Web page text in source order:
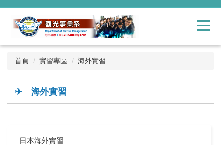
跳
內
首頁 實習專區 海外實習
✈ 海外實習
日本海外實習